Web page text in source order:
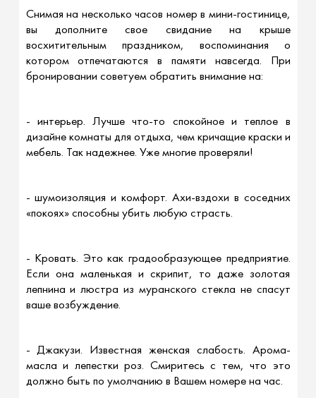
Снимая на несколько часов номер в мини-гостинице,
вы дополните свое свидание на крыше
восхитительным праздником, воспоминания о
котором отпечатаются в памяти навсегда. При
бронировании советуем обратить внимание на:
- интерьер. Лучше что-то спокойное и теплое в
дизайне комнаты для отдыха, чем кричащие краски и
мебель. Так надежнее. Уже многие проверяли!
- шумоизоляция и комфорт. Ахи-вздохи в соседних
«покоях» способны убить любую страсть.
- Кровать. Это как градообразующее предприятие.
Если она маленькая и скрипит, то даже золотая
лепнина и люстра из муранского стекла не спасут
ваше возбуждение.
- Джакузи. Известная женская слабость. Арома-
масла и лепестки роз. Смиритесь с тем, что это
должно быть по умолчанию в Вашем номере на час.